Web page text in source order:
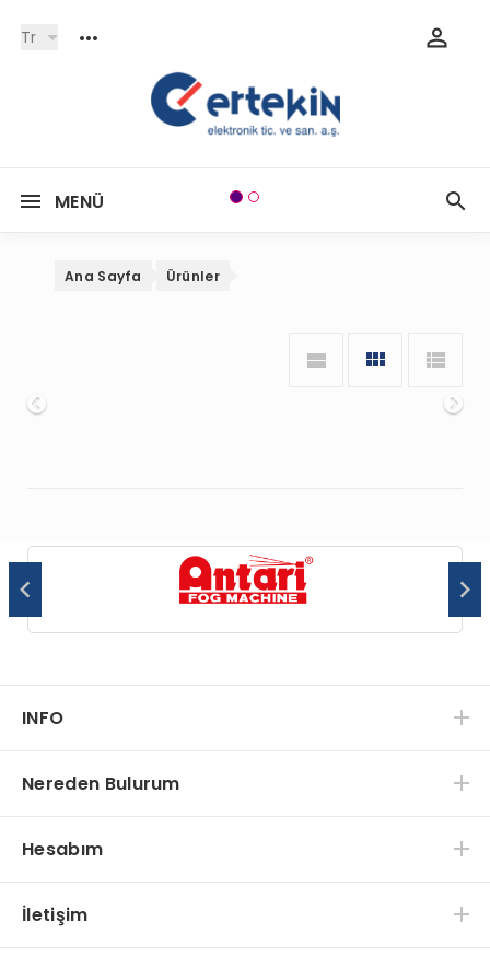
Tr
MENÜ
Onceki
Ana Sayfa Ürünler
INFO
Nereden Bulurum
Hesabım
İletişim